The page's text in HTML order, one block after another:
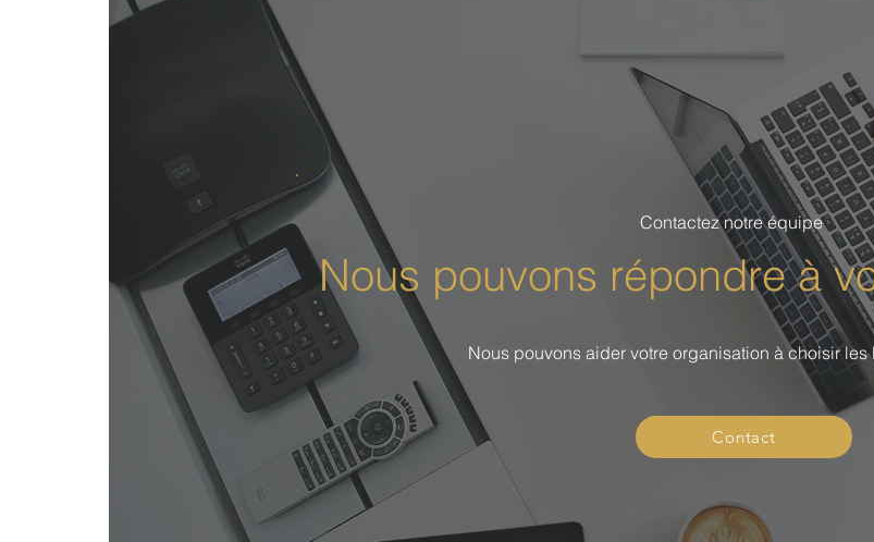
Contactez notre équipe
Nous pouvons répondre à
Nous pouvons aider votre organisation à choisir les
Contact